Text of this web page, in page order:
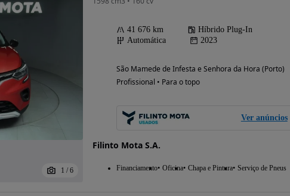
1 / 6
41 676 km
Híbrido Plug-In
Automática
2023
São Mamede de Infesta e Senhora da Hora (Porto)
Profissional • Para o topo
Ver anúncios
Filinto Mota S.A.
Financiamento Oficina Chapa e Pintura Serviço de Pneus